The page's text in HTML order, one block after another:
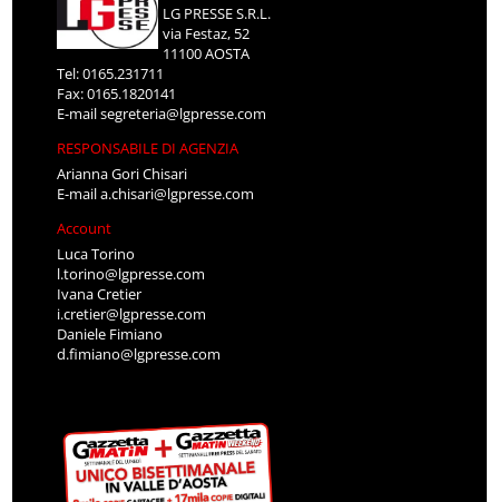
LG PRESSE S.R.L.
via Festaz, 52
11100 AOSTA
Tel: 0165.231711
Fax: 0165.1820141
E-mailsegreteria@lgpresse.com
RESPONSABILE DI AGENZIA
Arianna Gori Chisari
E-maila.chisari@lgpresse.com
Account
Luca Torino
l.torino@lgpresse.com
Ivana Cretier
i.cretier@lgpresse.com
Daniele Fimiano
d.fimiano@lgpresse.com